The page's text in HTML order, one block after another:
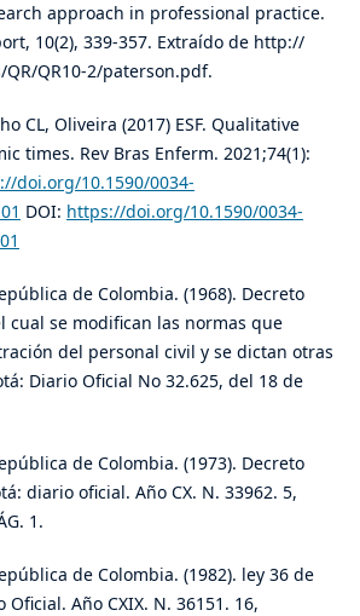
approach in professional practice.
10(2), 339-357. Extraído de http://
QR10-2/paterson.pdf.
CL, Oliveira (2017) ESF. Qualitative
times. Rev Bras Enferm. 2021;74(1):
doi.org/10.1590/0034-
DOI: https://doi.org/10.1590/0034-
de Colombia. (1968). Decreto
cual se modifican las normas que
del personal civil y se dictan otras
Diario Oficial No 32.625, del 18 de
de Colombia. (1973). Decreto
diario oficial. Año CX. N. 33962. 5,
1.
de Colombia. (1982). ley 36 de
Oficial. Año CXIX. N. 36151. 16,